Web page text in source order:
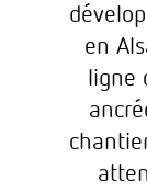
en
ligne